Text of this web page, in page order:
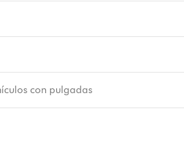
con pulgadas